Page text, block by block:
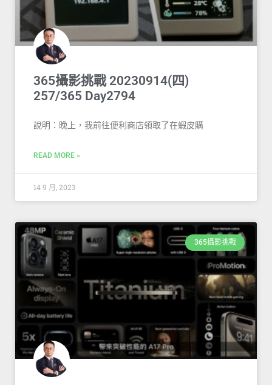
365攝影挑戰 20230914(四)
257/365 Day2794
說明：晚上，我前往便利商店領取了在蝦皮購
READ MORE »
14 9 月, 2023
365攝影挑戰